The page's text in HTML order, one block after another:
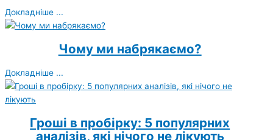
Докладніше ...
Чому ми набрякаємо?
Докладніше ...
Гроші в пробірку: 5 популярних
аналізів, які нічого не лікують